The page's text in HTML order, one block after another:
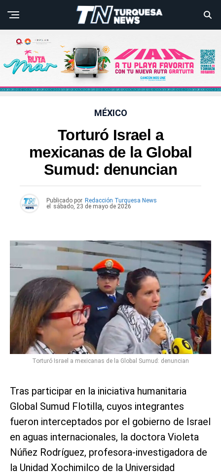
MÉXICO
Torturó Israel a
mexicanas de la Global
Sumud: denuncian
Publicado por Redacción Turquesa News
el
sábado, 23 de mayo de 2026
Torturó Israel a mexicanas de la Global Sumud: denuncian
Tras participar en la iniciativa humanitaria
Global Sumud Flotilla, cuyos integrantes
fueron interceptados por el gobierno de Israel
en aguas internacionales, la doctora Violeta
Núñez Rodríguez, profesora-investigadora de
la Unidad Xochimilco de la Universidad